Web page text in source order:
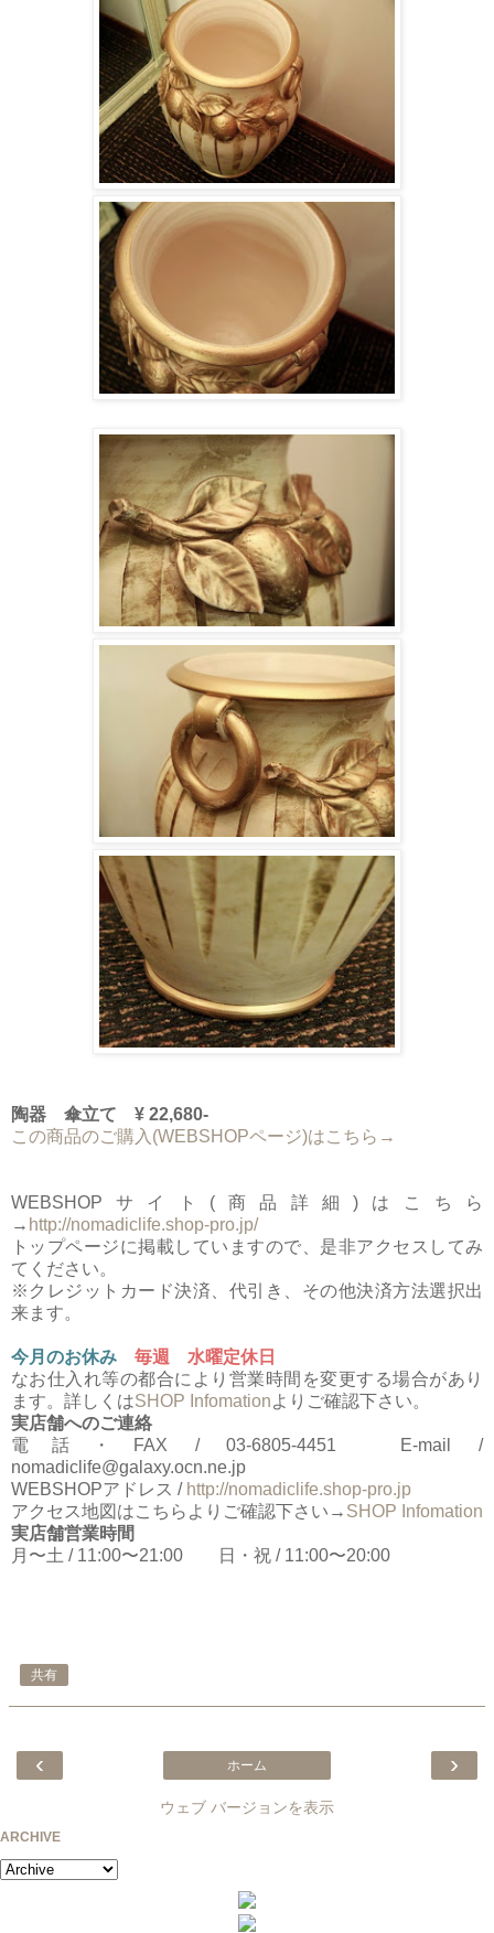
陶器 傘立て ¥ 22,680-
この商品のご購入(WEBSHOPページ)はこちら→
WEBSHOPサイト(商品詳細)はこちら
→ http://nomadiclife.shop-pro.jp/
トップページに掲載していますので、是非アクセスしてみ
てください。
※クレジットカード決済、代引き、その他決済方法選択出
来ます。
今月のお休み
毎週 水曜定休日
なお仕入れ等の都合により営業時間を変更する場合があり
ます。詳しくはSHOP Infomationよりご確認下さい。
実店舗へのご連絡
電話・FAX / 03-6805-4451 E-mail /
nomadiclife@galaxy.ocn.ne.jp
WEBSHOPアドレス / http://nomadiclife.shop-pro.jp
アクセス地図はこちらよりご確認下さい→ SHOP Infomation
実店舗営業時間
月〜土 / 11:00〜21:00 日・祝 / 11:00〜20:00
共有
‹ ›
ホーム
ウェブ バージョンを表示
ARCHIVE